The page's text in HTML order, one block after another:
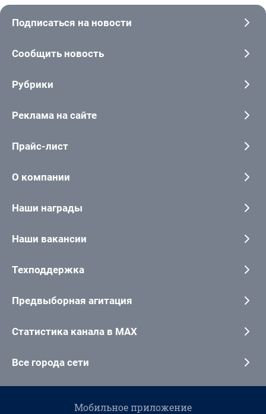
Подписаться на новости
Сообщить новость
Рубрики
Реклама на сайте
Прайс-лист
О компании
Наши награды
Наши вакансии
Техподдержка
Предвыборная агитация
Статистика канала в MAX
Все города сети
Мобильное приложение